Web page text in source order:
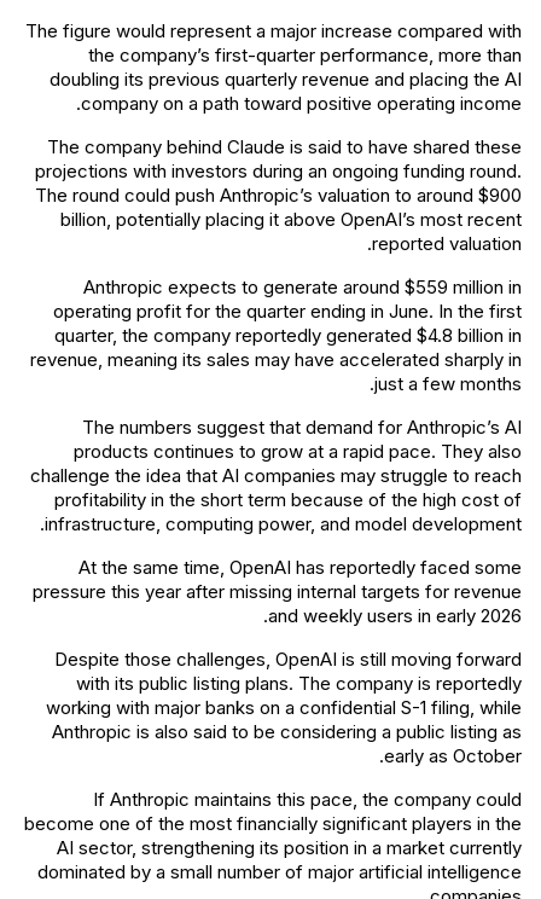
The figure would represent a major increase compared with
the company’s first-quarter performance, more than
doubling its previous quarterly revenue and placing the AI
company on a path toward positive operating income.
The company behind Claude is said to have shared these
projections with investors during an ongoing funding round.
The round could push Anthropic’s valuation to around $900
billion, potentially placing it above OpenAI’s most recent
reported valuation.
Anthropic expects to generate around $559 million in
operating profit for the quarter ending in June. In the first
quarter, the company reportedly generated $4.8 billion in
revenue, meaning its sales may have accelerated sharply in
just a few months.
The numbers suggest that demand for Anthropic’s AI
products continues to grow at a rapid pace. They also
challenge the idea that AI companies may struggle to reach
profitability in the short term because of the high cost of
infrastructure, computing power, and model development.
At the same time, OpenAI has reportedly faced some
pressure this year after missing internal targets for revenue
and weekly users in early 2026.
Despite those challenges, OpenAI is still moving forward
with its public listing plans. The company is reportedly
working with major banks on a confidential S-1 filing, while
Anthropic is also said to be considering a public listing as
early as October.
If Anthropic maintains this pace, the company could
become one of the most financially significant players in the
AI sector, strengthening its position in a market currently
dominated by a small number of major artificial intelligence